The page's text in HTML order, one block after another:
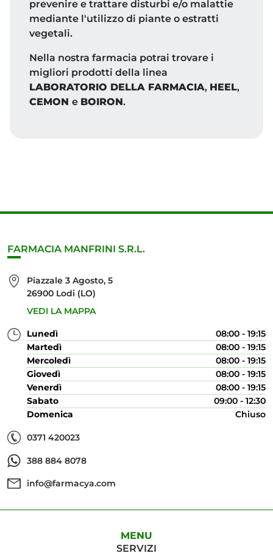
prevenire e trattare disturbi e/o malattie
mediante l'utilizzo di piante o estratti
vegetali.
Nella nostra farmacia potrai trovare i
migliori prodotti della linea
LABORATORIO DELLA FARMACIA, HEEL,
CEMON e BOIRON.
FARMACIA MANFRINI S.R.L.
Piazzale 3 Agosto, 5
26900 Lodi (LO)
VEDI LA MAPPA
Lunedì
08:00 - 19:15
Martedì
08:00 - 19:15
Mercoledì
08:00 - 19:15
Giovedì
08:00 - 19:15
Venerdì
08:00 - 19:15
Sabato
09:00 - 12:30
Domenica
Chiuso
0371 420023
388 884 8078
info@farmacya.com
MENU
SERVIZI